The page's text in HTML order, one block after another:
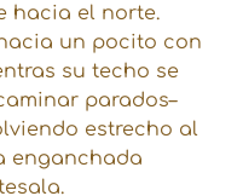
hacia el norte.
un pocito con
su techo se
parados–
estrecho al
enganchada